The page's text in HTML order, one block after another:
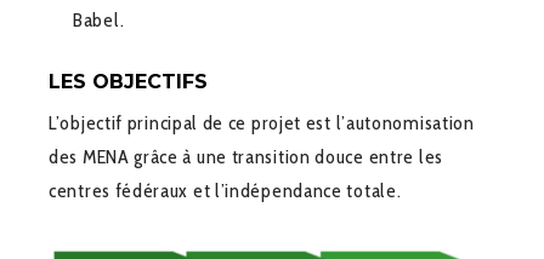
Babel.
LES OBJECTIFS
L’objectif principal de ce projet est l’autonomisation
des MENA grâce à une transition douce entre les
centres fédéraux et l’indépendance totale.